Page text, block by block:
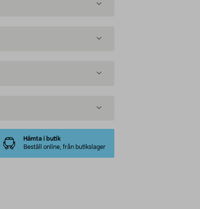
Hämta i butik
Beställ online, från butikslager